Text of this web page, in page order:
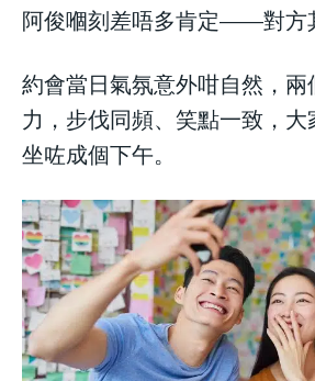
阿俊嗰刻差唔多肯定——對方
約會當日氣氛意外咁自然，兩
力，步伐同頻、笑點一致，
坐咗成個下午。